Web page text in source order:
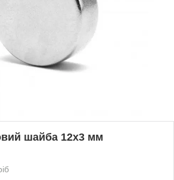
шайба 12х3 мм